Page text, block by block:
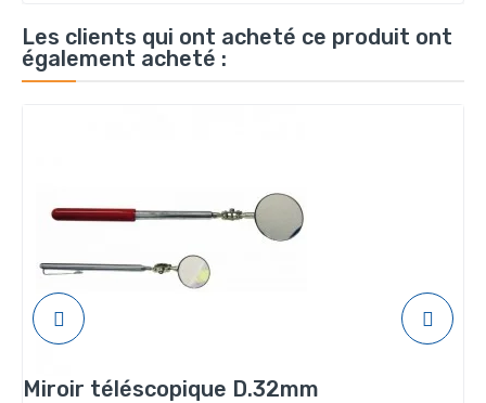
Les clients qui ont acheté ce produit ont
également acheté :
Miroir téléscopique D.32mm